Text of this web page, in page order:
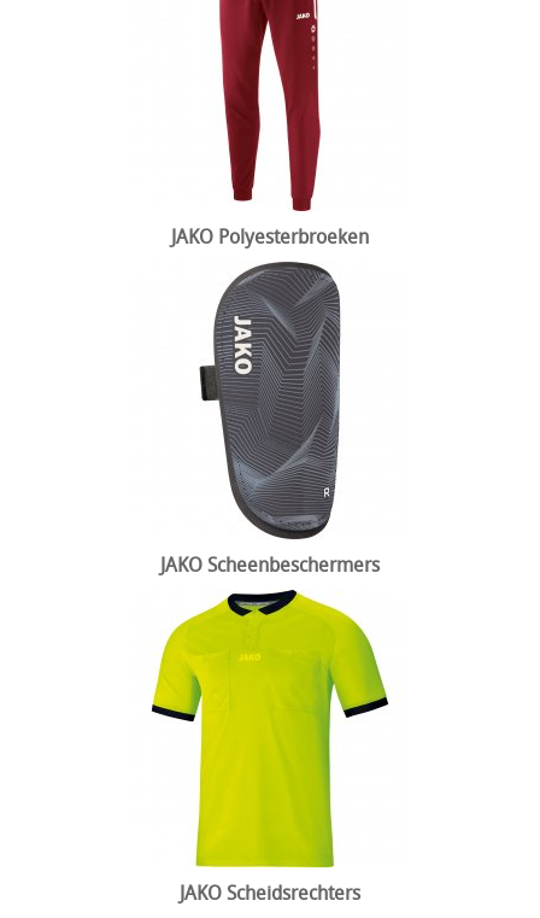
JAKO Polyesterbroeken
JAKO Scheenbeschermers
JAKO Scheidsrechters